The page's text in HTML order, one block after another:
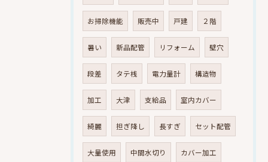
お掃除機能 販売中 戸建 ２階
暑い 新品配管 リフォーム 壁穴
段差 タテ桟 電力量計 構造物
加工 大津 支給品 室内カバー
綺麗 担ぎ降し 長すぎ セット配管
大量使用 中間水切り カバー加工